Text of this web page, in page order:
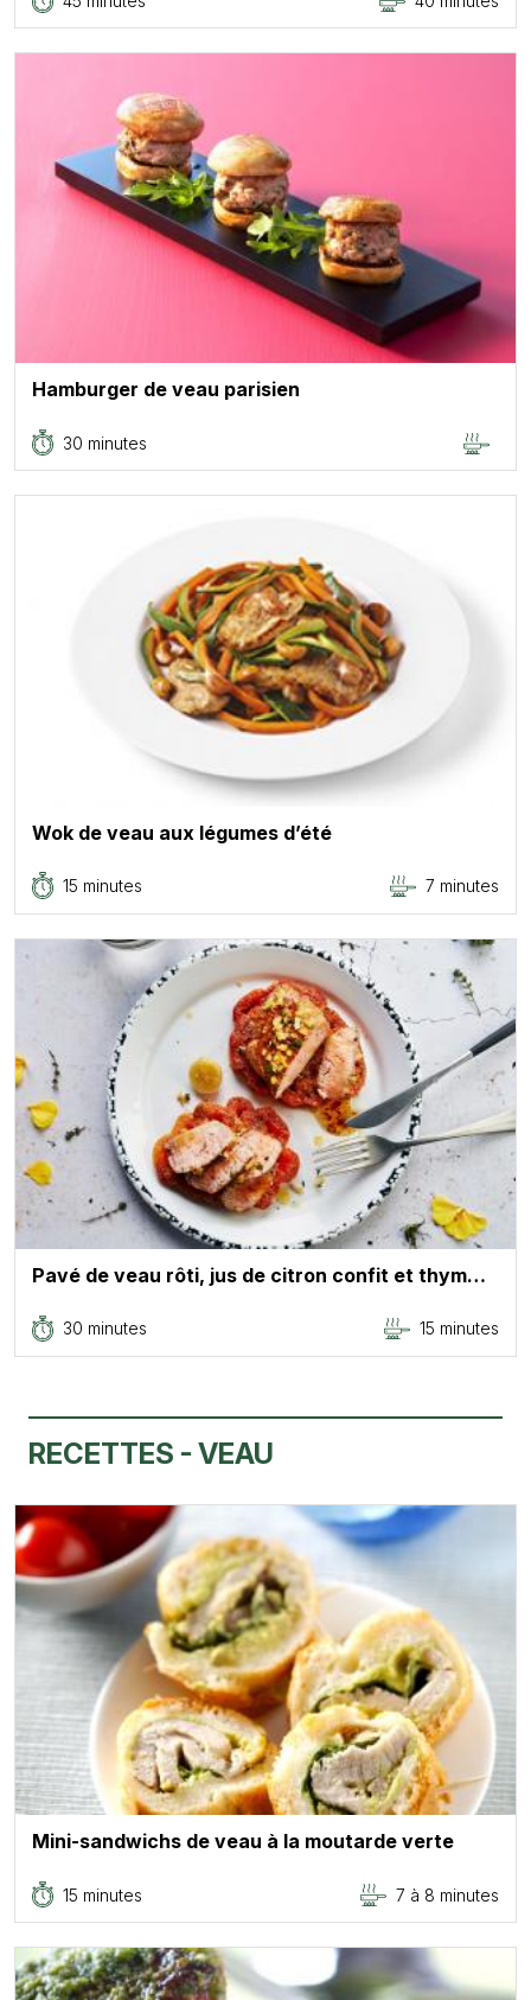
Hamburger de veau parisien
30 minutes
Wok de veau aux légumes d’été
15 minutes 7 minutes
Pavé de veau rôti, jus de citron confit et thym…
30 minutes 15 minutes
RECETTES - VEAU
Mini-sandwichs de veau à la moutarde verte
15 minutes 7 à 8 minutes